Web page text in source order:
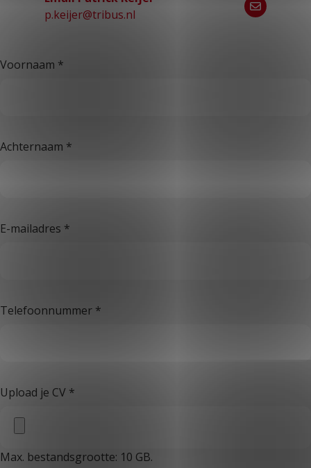
p.keijer@tribus.nl
Voornaam *
Achternaam *
E-mailadres *
Telefoonnummer *
Upload je CV *
Max. bestandsgrootte: 10 GB.